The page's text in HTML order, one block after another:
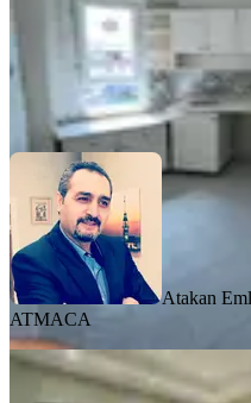
Atakan EmlakATAKAN
Atakan
ATMACA
BALKONLU
Kıvanç